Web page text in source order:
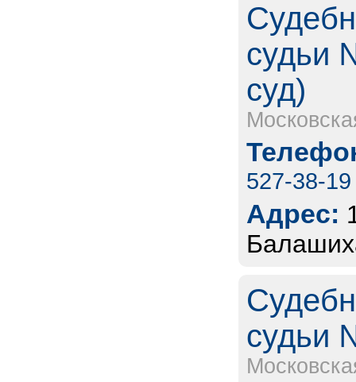
судьи
суд)
527-38-19
Адрес:
судьи